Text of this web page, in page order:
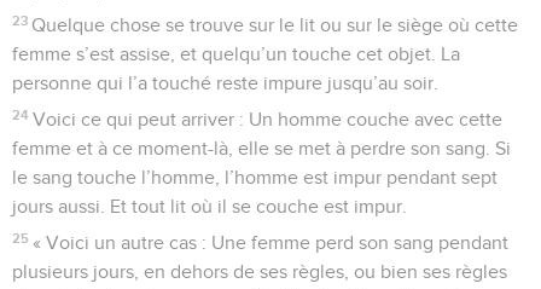
23 Quelque chose se trouve sur le lit ou sur le siège où cette
femme s’est assise, et quelqu’un touche cet objet. La
personne qui l’a touché reste impure jusqu’au soir.
24 Voici ce qui peut arriver : Un homme couche avec cette
femme et à ce moment-là, elle se met à perdre son sang. Si
le sang touche l’homme, l’homme est impur pendant sept
jours aussi. Et tout lit où il se couche est impur.
25 « Voici un autre cas : Une femme perd son sang pendant
plusieurs jours, en dehors de ses règles, ou bien ses règles